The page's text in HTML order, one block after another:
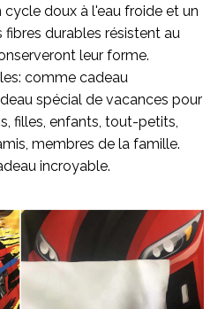
cycle doux à l'eau froide et un
durables résistent au
leur forme.
comme cadeau
spécial de vacances pour
filles, enfants, tout-petits,
membres de la famille.
incroyable.